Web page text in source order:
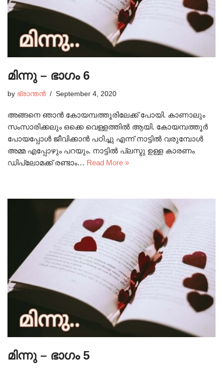
മിന്നു – ഭാഗം 6
by ഭ്രാന്തൻ September 4, 2020
അങ്ങനെ ഞാൻ കോയമ്പത്തൂരിലേക്ക് പോയി. കാണാലും
സംസാരിക്കലും ഒക്കെ വെള്ളത്തിൽ ആയി. കോയമ്പത്തൂർ
പോയപ്പോൾ ജീവിക്കാൻ പഠിച്ചു എന്ന് നാട്ടിൽ വരുമ്പോൾ
അമ്മ എപ്പോഴും പറയും. നാട്ടിൽ പ്ലസ്ടു ഉള്ള കാരണം
ഡിപ്ലോമക്ക് രണ്ടാം… Read More »
മിന്നു – ഭാഗം 5